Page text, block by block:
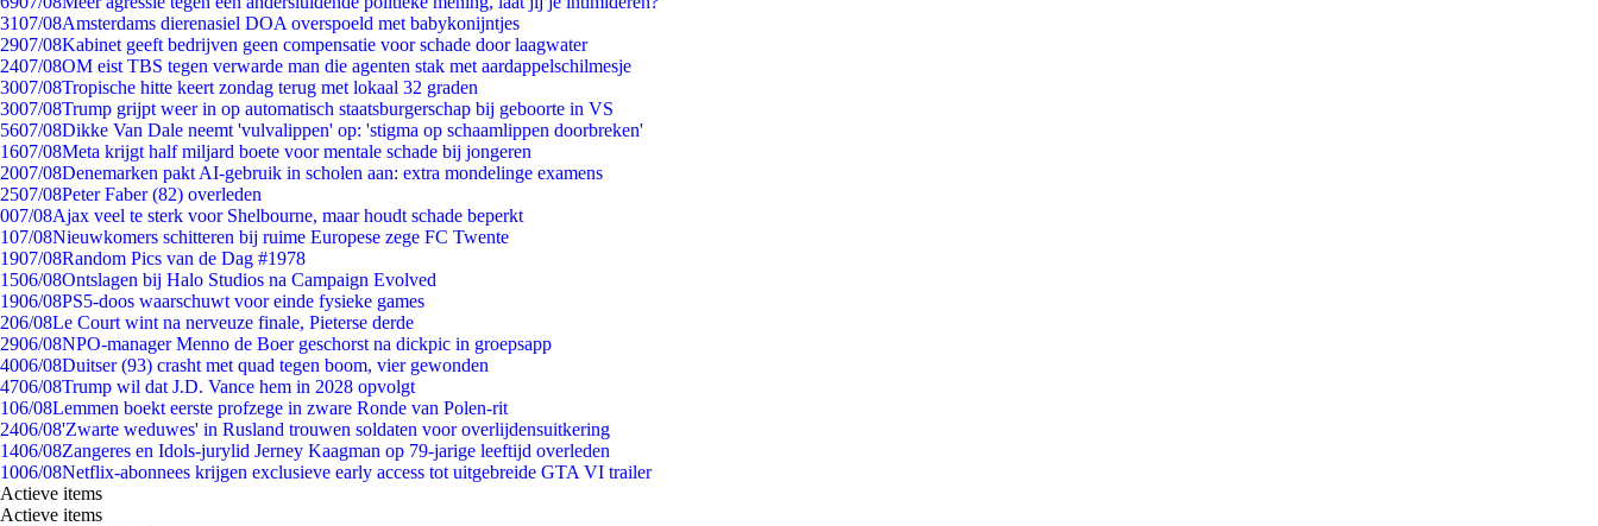
3107/08Amsterdams dierenasiel DOA overspoeld met babykonijntjes
2907/08Kabinet geeft bedrijven geen compensatie voor schade door laagwater
2407/08OM eist TBS tegen verwarde man die agenten stak met aardappelschilmesje
3007/08Tropische hitte keert zondag terug met lokaal 32 graden
3007/08Trump grijpt weer in op automatisch staatsburgerschap bij geboorte in VS
5607/08Dikke Van Dale neemt 'vulvalippen' op: 'stigma op schaamlippen doorbreken'
1607/08Meta krijgt half miljard boete voor mentale schade bij jongeren
2007/08Denemarken pakt AI-gebruik in scholen aan: extra mondelinge examens
2507/08Peter Faber (82) overleden
007/08Ajax veel te sterk voor Shelbourne, maar houdt schade beperkt
107/08Nieuwkomers schitteren bij ruime Europese zege FC Twente
1907/08Random Pics van de Dag #1978
1506/08Ontslagen bij Halo Studios na Campaign Evolved
1906/08PS5-doos waarschuwt voor einde fysieke games
206/08Le Court wint na nerveuze finale, Pieterse derde
2906/08NPO-manager Menno de Boer geschorst na dickpic in groepsapp
4006/08Duitser (93) crasht met quad tegen boom, vier gewonden
4706/08Trump wil dat J.D. Vance hem in 2028 opvolgt
106/08Lemmen boekt eerste profzege in zware Ronde van Polen-rit
2406/08'Zwarte weduwes' in Rusland trouwen soldaten voor overlijdensuitkering
1406/08Zangeres en Idols-jurylid Jerney Kaagman op 79-jarige leeftijd overleden
1006/08Netflix-abonnees krijgen exclusieve early access tot uitgebreide GTA VI trailer
Actieve items
Actieve items